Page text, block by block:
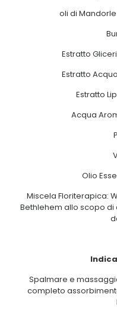
oli di
Estratto
Estratto
Estratto
Acqua
Olio
Miscela Floriterapica:
Bethlehem allo scopo
Spalmare e
completo